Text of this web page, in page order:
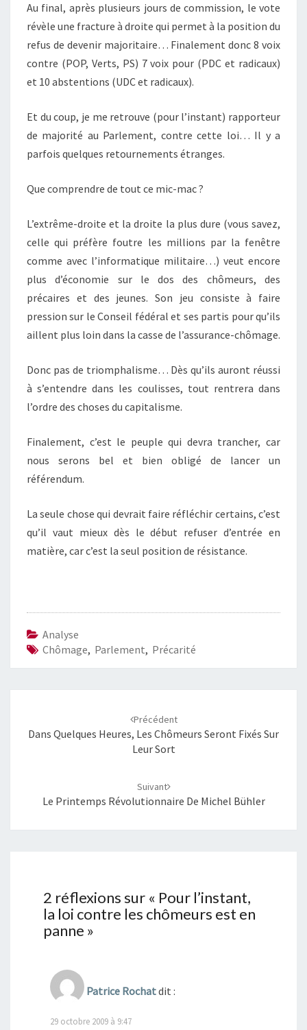
Au final, après plusieurs jours de commission, le vote
révèle une fracture à droite qui permet à la position du
refus de devenir majoritaire… Finalement donc 8 voix
contre (POP, Verts, PS) 7 voix pour (PDC et radicaux)
et 10 abstentions (UDC et radicaux).
Et du coup, je me retrouve (pour l’instant) rapporteur
de majorité au Parlement, contre cette loi… Il y a
parfois quelques retournements étranges.
Que comprendre de tout ce mic-mac ?
L’extrême-droite et la droite la plus dure (vous savez,
celle qui préfère foutre les millions par la fenêtre
comme avec l’informatique militaire…) veut encore
plus d’économie sur le dos des chômeurs, des
précaires et des jeunes. Son jeu consiste à faire
pression sur le Conseil fédéral et ses partis pour qu’ils
aillent plus loin dans la casse de l’assurance-chômage.
Donc pas de triomphalisme… Dès qu’ils auront réussi
à s’entendre dans les coulisses, tout rentrera dans
l’ordre des choses du capitalisme.
Finalement, c’est le peuple qui devra trancher, car
nous serons bel et bien obligé de lancer un
référendum.
La seule chose qui devrait faire réfléchir certains, c’est
qu’il vaut mieux dès le début refuser d’entrée en
matière, car c’est la seul position de résistance.
Analyse
Chômage, Parlement, Précarité
Précédent
Dans Quelques Heures, Les Chômeurs Seront Fixés Sur
Leur Sort
Suivant
Le Printemps Révolutionnaire De Michel Bühler
2 réflexions sur « Pour l’instant,
la loi contre les chômeurs est en
panne »
Patrice Rochatdit :
29 octobre 2009 à 9:47